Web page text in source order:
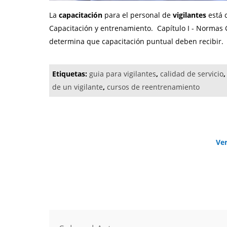
La capacitación para el personal de vigilantes está
Capacitación y entrenamiento. Capítulo I - Normas
determina que capacitación puntual deben recibir.
Etiquetas: guia para vigilantes, calidad de servicio,
de un vigilante, cursos de reentrenamiento